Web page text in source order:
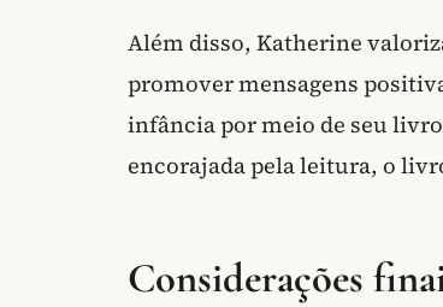
Além disso, Katherine
promover mensagens
infância por meio de seu
encorajada pela leitura, o
Considerações